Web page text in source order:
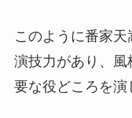
このように番家
演技力があり、
要な役どころを演